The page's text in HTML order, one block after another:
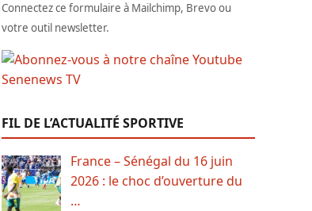
Connectez ce formulaire à Mailchimp, Brevo ou
votre outil newsletter.
FIL DE L’ACTUALITÉ SPORTIVE
France – Sénégal du 16 juin
2026 : le choc d’ouverture du
…